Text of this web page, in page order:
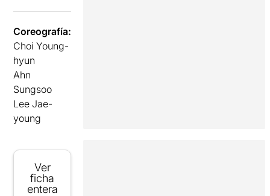
Coreografía:
Choi Young-
hyun
Ahn
Sungsoo
Lee Jae-
young
Ver
ficha
entera